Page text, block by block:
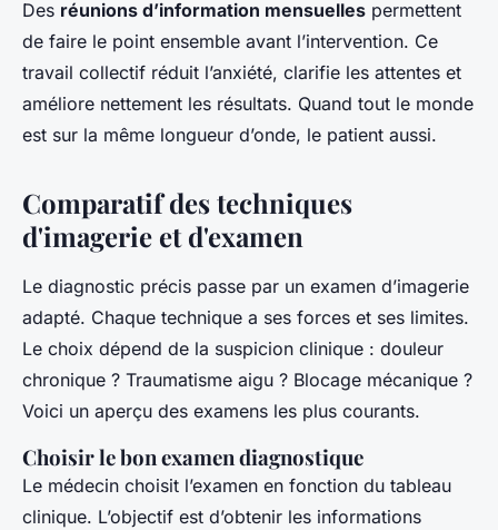
Des réunions d’information mensuelles permettent
de faire le point ensemble avant l’intervention. Ce
travail collectif réduit l’anxiété, clarifie les attentes et
améliore nettement les résultats. Quand tout le monde
est sur la même longueur d’onde, le patient aussi.
Comparatif des techniques
d'imagerie et d'examen
Le diagnostic précis passe par un examen d’imagerie
adapté. Chaque technique a ses forces et ses limites.
Le choix dépend de la suspicion clinique : douleur
chronique ? Traumatisme aigu ? Blocage mécanique ?
Voici un aperçu des examens les plus courants.
Choisir le bon examen diagnostique
Le médecin choisit l’examen en fonction du tableau
clinique. L’objectif est d’obtenir les informations